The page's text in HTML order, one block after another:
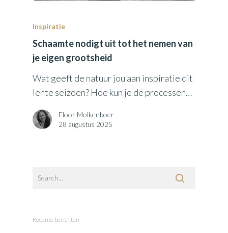
Inspiratie
Schaamte nodigt uit tot het nemen van
je eigen grootsheid
Wat geeft de natuur jou aan inspiratie dit
lente seizoen? Hoe kun je de processen…
Floor Molkenboer
28 augustus 2025
Recente berichten